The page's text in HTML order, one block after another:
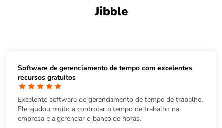
Jibble
Software de gerenciamento de tempo com excelentes
recursos gratuitos
Excelente software de gerenciamento de tempo de trabalho.
Ele ajudou muito a controlar o tempo de trabalho na
empresa e a gerenciar o banco de horas.